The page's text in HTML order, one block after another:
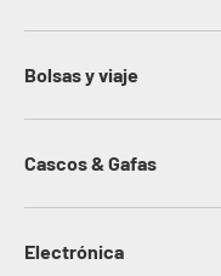
Bolsas y viaje
Cascos & Gafas
Electrónica